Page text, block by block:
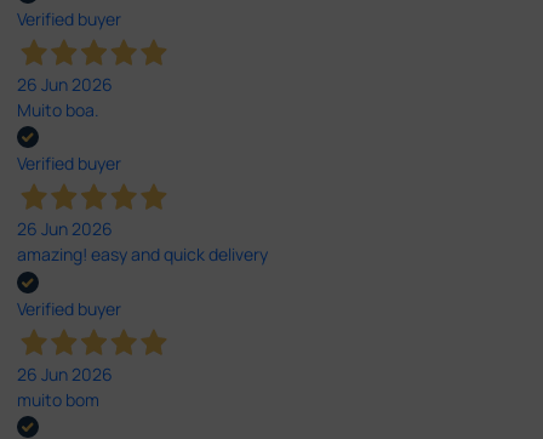
Verified buyer
26 Jun 2026
Muito boa.
Verified buyer
26 Jun 2026
amazing! easy and quick delivery
Verified buyer
26 Jun 2026
muito bom